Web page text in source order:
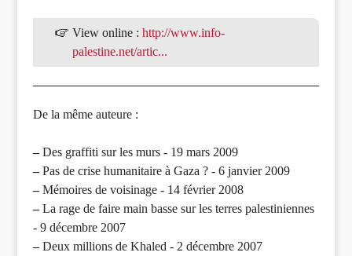
View online :http://www.info-
palestine.net/artic...
De la même auteure :
–Des graffiti sur les murs - 19 mars 2009
–Pas de crise humanitaire à Gaza ? - 6 janvier 2009
–Mémoires de voisinage - 14 février 2008
–La rage de faire main basse sur les terres palestiniennes
- 9 décembre 2007
–Deux millions de Khaled - 2 décembre 2007